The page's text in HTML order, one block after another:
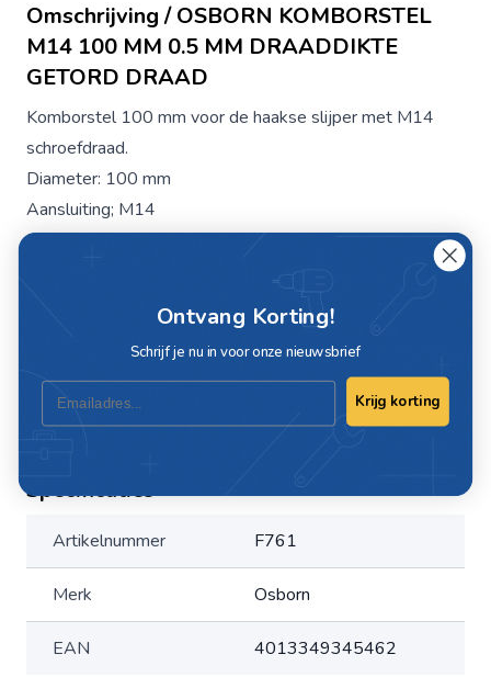
Omschrijving / OSBORN KOMBORSTEL
M14 100 MM 0.5 MM DRAADDIKTE
GETORD DRAAD
Komborstel 100 mm voor de haakse slijper met M14
schroefdraad.
Diameter: 100 mm
Aansluiting; M14
Draaddikte: 0.5 mm
Maximaal toerental: 8500 omw/minuut
Geschikt voor zwaar ontroest- en borstelwerk.
Specificaties
Artikelnummer F761
Merk Osborn
EAN 4013349345462
Ontvang Korting!
Schrijf je nu in voor onze nieuwsbrief
Email
Krijg korting